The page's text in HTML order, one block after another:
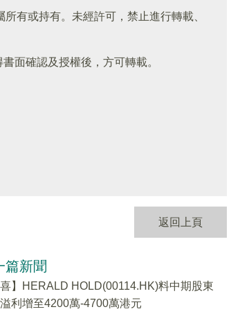
有或持有。未經許可，禁止進行轉載、
書面確認及授權後，方可轉載。
返回上頁
篇新聞
喜】HERALD HOLD(00114.HK)料中期股東
利增至4200萬-4700萬港元